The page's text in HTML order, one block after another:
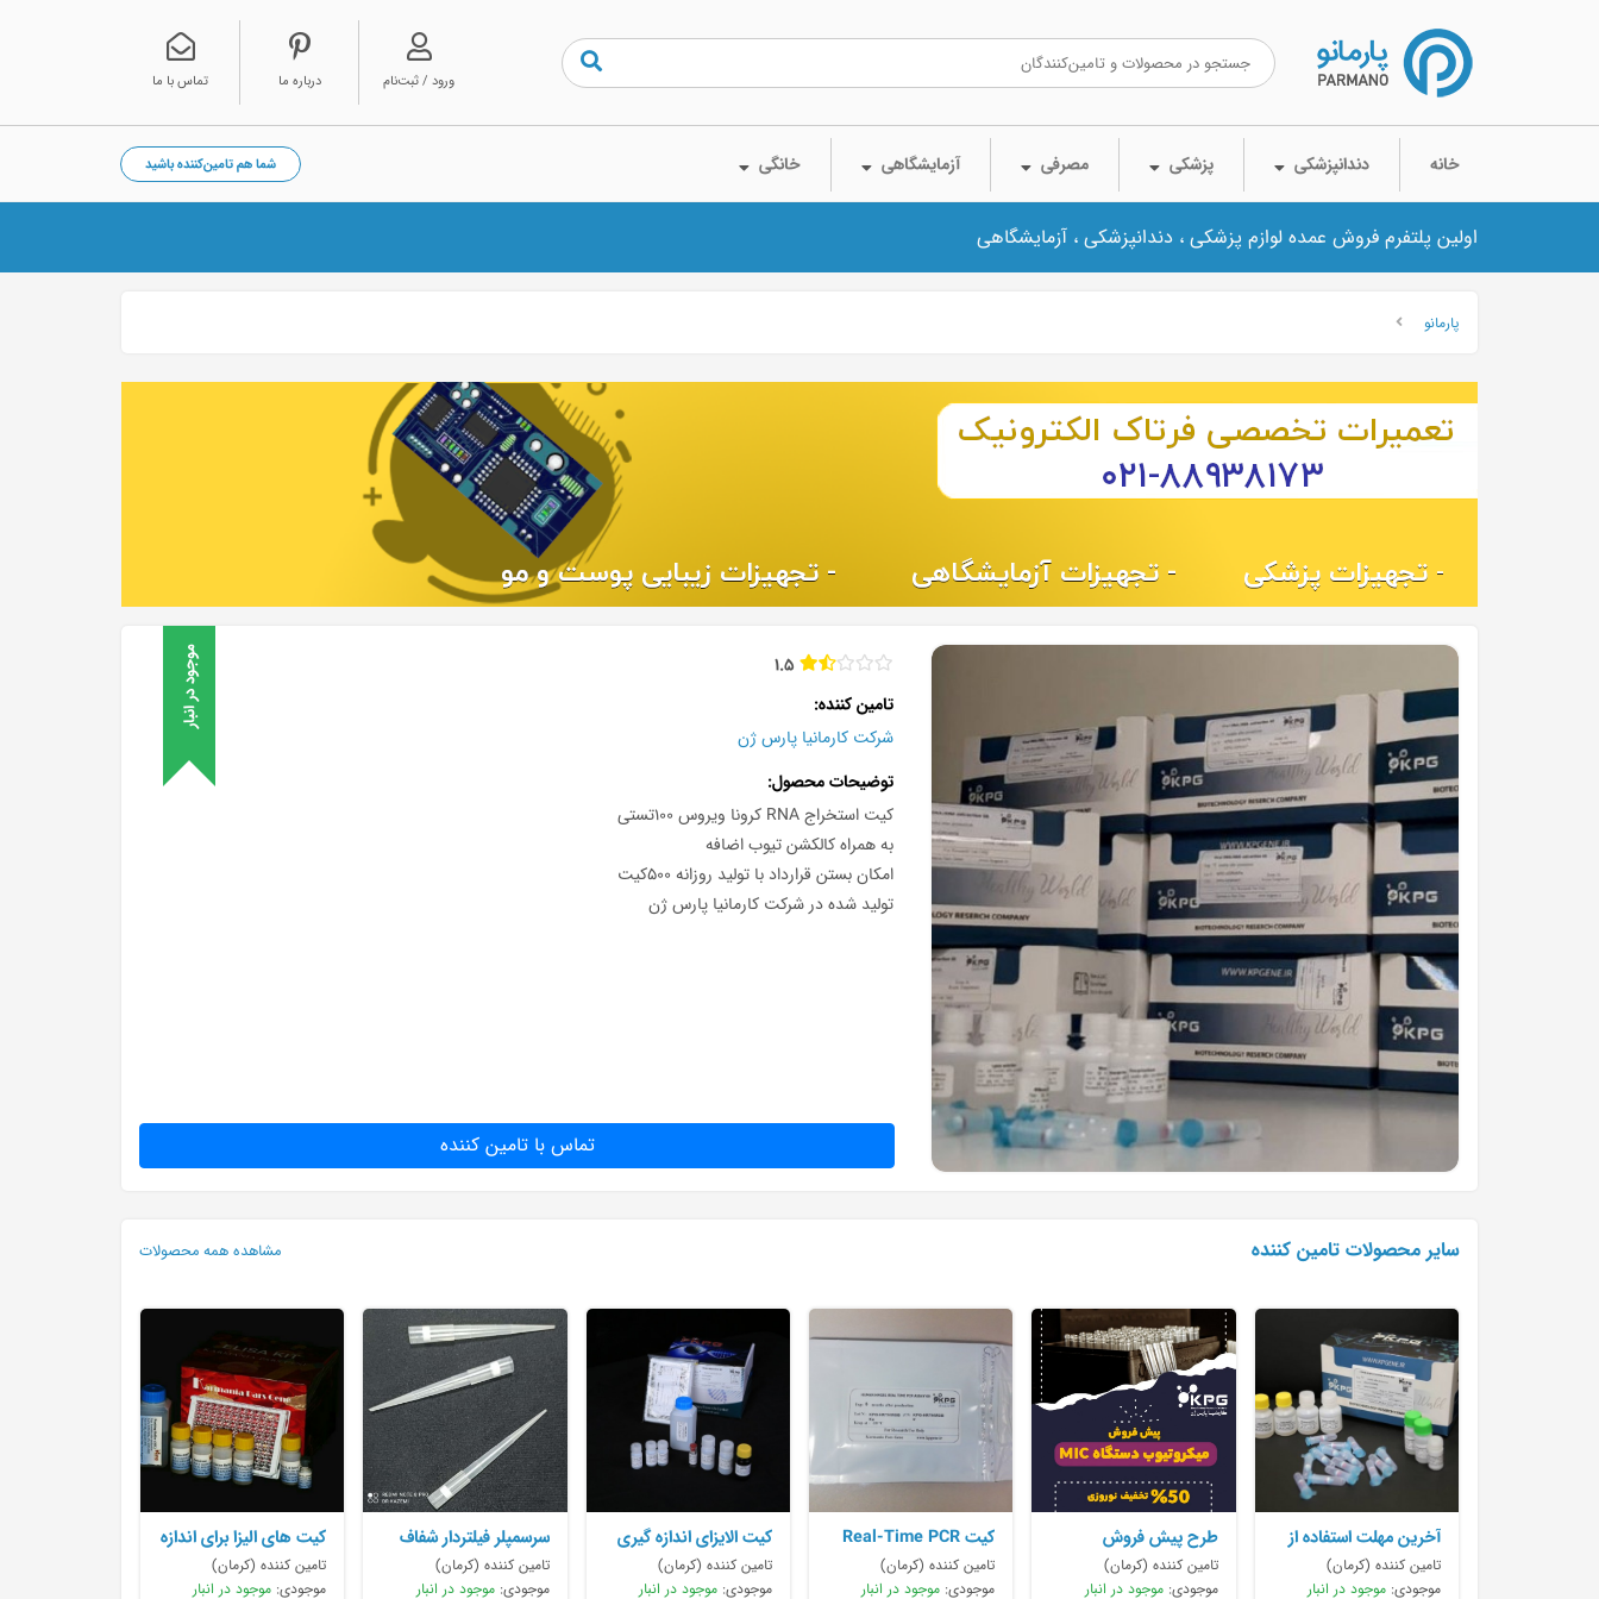
تماس با ما درباره ما ورود / ثبت‌نام
خانه دندانپزشکی پزشکی مصرفی آزمایشگاهی خانگی شما هم تامین‌کننده باشید
اولین پلتفرم فروش عمده لوازم پزشکی ، دندانپزشکی ، آزمایشگاهی
پارمانو
1.5 موجود در انبار
تامین کننده
شرکت کارمانیا پارس ژن
توضیحات محصول
کیت استخراج RNA کرونا ویروس 100تستی
به همراه کالکشن تیوب اضافه
امکان بستن قرارداد با تولید روزانه 500کیت
تولید شده در شرکت کارمانیا پارس ژن
تماس با تامین کننده
سایر محصولات تامین کننده مشاهده همه محصولات
آخرین مهلت استفاده از
تخفیف ها
تامین کننده (کرمان)
موجودی: موجود در انبار
طرح پیش فروش
میکروتیوب دستگاه MIC
تامین کننده (کرمان)
موجودی:موجود در انبار
کیت Real-Time PCR
برای سنجش بیان ژن
تامین کننده (کرمان)
موجودی: موجود در انبار
کیت الایزای اندازه گیری
سایتوکین از انواع نمونه
ها
تامین کننده (کرمان)
موجودی: موجود در انبار
سرسمپلر فیلتردار شفاف
می
تامین کننده (کرمان)
موجودی:موجود در انبار
کیت های الیزا برای اندازه
گیریوکین
تامین کننده (کرمان)
موجودی: موجود در انبار